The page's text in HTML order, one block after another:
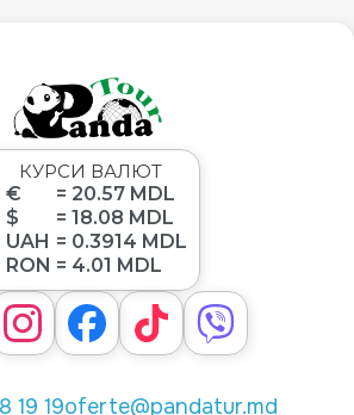
КУРСИ ВАЛЮТ
€
= 20.57 MDL
$
= 18.08 MDL
UAH = 0.3914 MDL
RON = 4.01 MDL
19 19oferte@pandatur.md